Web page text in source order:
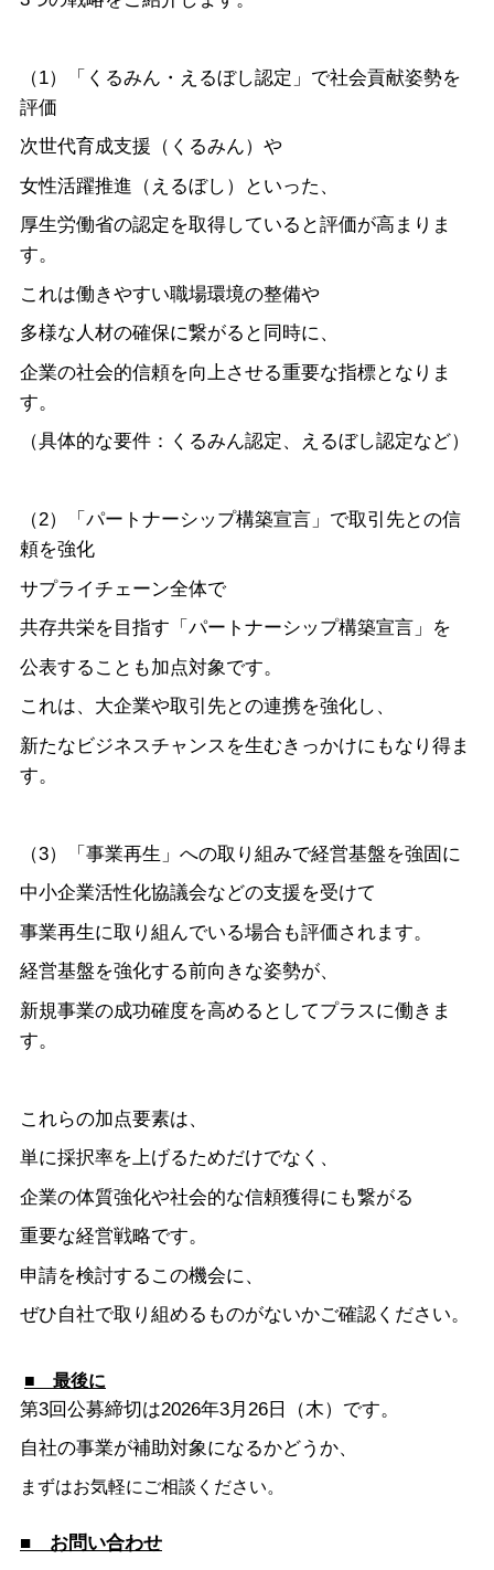
（1）「くるみん・えるぼし認定」で社会貢献姿勢を
評価
次世代育成支援（くるみん）や
女性活躍推進（えるぼし）といった、
厚生労働省の認定を取得していると評価が高まりま
す。
これは働きやすい職場環境の整備や
多様な人材の確保に繋がると同時に、
企業の社会的信頼を向上させる重要な指標となりま
す。
（具体的な要件：くるみん認定、えるぼし認定など）
（2）「パートナーシップ構築宣言」で取引先との信
頼を強化
サプライチェーン全体で
共存共栄を目指す「パートナーシップ構築宣言」を
公表することも加点対象です。
これは、大企業や取引先との連携を強化し、
新たなビジネスチャンスを生むきっかけにもなり得ま
す。
（3）「事業再生」への取り組みで経営基盤を強固に
中小企業活性化協議会などの支援を受けて
事業再生に取り組んでいる場合も評価されます。
経営基盤を強化する前向きな姿勢が、
新規事業の成功確度を高めるとしてプラスに働きま
す。
これらの加点要素は、
単に採択率を上げるためだけでなく、
企業の体質強化や社会的な信頼獲得にも繋がる
重要な経営戦略です。
申請を検討するこの機会に、
ぜひ自社で取り組めるものがないかご確認ください。
■ 最後に
第3回公募締切は2026年3月26日（木）です。
自社の事業が補助対象になるかどうか、
まずはお気軽にご相談ください。
■ お問い合わせ